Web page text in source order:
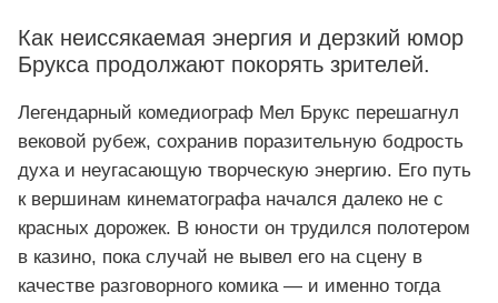
Как неиссякаемая энергия и дерзкий юмор
Брукса продолжают покорять зрителей.
Легендарный комедиограф Мел Брукс перешагнул
вековой рубеж, сохранив поразительную бодрость
духа и неугасающую творческую энергию. Его путь
к вершинам кинематографа начался далеко не с
красных дорожек. В юности он трудился полотером
в казино, пока случай не вывел его на сцену в
качестве разговорного комика — и именно тогда